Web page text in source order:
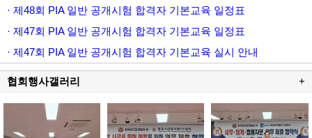
· 제48회 PIA 일반 공개시험 합격자 기본교육 일정표
· 제47회 PIA 일반 공개시험 합격자 기본교육 일정표
· 제47회 PIA 일반 공개시험 합격자 기본교육 실시 안내
협회행사갤러리 +